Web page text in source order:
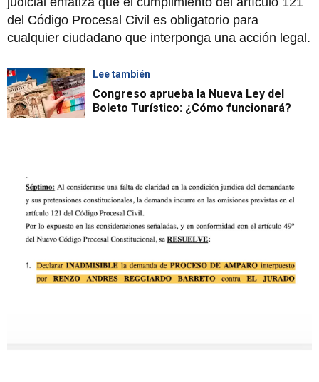
del Código Procesal Civil es obligatorio para
cualquier ciudadano que interponga una acción legal.
Lee también
Congreso aprueba la Nueva Ley del
Boleto Turístico: ¿Cómo funcionará?